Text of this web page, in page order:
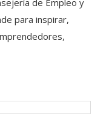
de Empleo y
para inspirar,